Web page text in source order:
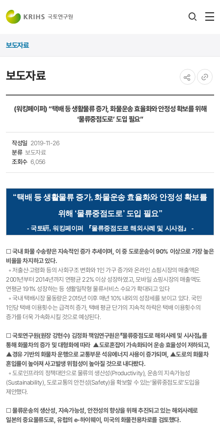
보도자료
보도자료
복사
(워킹페이퍼) “택배 등 생활물류 증가, 화물운송 효율화와 안정성 확보를 위해
‘물류중점도로’ 도입 필요”
작성일 2019-11-26
분류 보도자료
조회수 6,056
“택배 등 생활물류 증가, 화물운송 효율화와 안정성 확보를
위해 ‘물류중점도로’ 도입 필요”
- 국토硏, 워킹페이퍼 『물류중점도로 해외사례 및 시사점』​ -
□국내 화물 수송량은 지속적인 증가 추세이며, 이 중 도로운송이 90% 이상으로 가장 높은
비율을 차지하고 있다.
◦ 저출산·고령화 등의 사회구조 변화와 1인 가구 증가와 온라인 쇼핑시장의 매출액은
2001년부터 2014년까지 연평균 22% 이상 성장하였고, 모바일 쇼핑시장의 매출액도
연평균 191% 성장하는 등 생활밀착형 물류서비스 수요가 확대되고 있다
◦ 국내 택배시장 물동량은 2015년 이후 매년 10% 내외의 성장세를 보이고 있다. 국민
1인당 택배 이용횟수는 급격히 증가, 택배 평균 단가의 지속적 하락은 택배 이용횟수의
증가를 더욱 가속화시킬 것으로 예상된다.
□국토연구원(원장 강현수) 김정화 책임연구원은『물류중점도로 해외사례 및 시사점』를
통해 화물차의 증가 및 대형화에 따라 ▲도로혼잡이 가속화되어 운송 효율성이 저하되고,
▲경유 기반의 화물차 운행으로 교통부문 석유에너지 사용이 증가되며, ▲도로의 화물차
혼입률이 높아져 사고발생 위험성이 높아질 것으로 내다봤다.
◦ 도로인프라의 정책대안으로 물류의 생산성(Productivity), 운송의 지속가능성
(Sustainability), 도로교통의 안전성(Safety)을 확보할 수 있는‘물류중점도로’도입을
제안했다.
□물류운송의 생산성, 지속가능성, 안전성의 향상을 위해 추진되고 있는 해외사례로
일본의 중요물류도로, 유럽의 e-하이웨이, 미국의 화물전용차로를 검토했다.